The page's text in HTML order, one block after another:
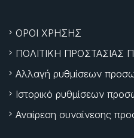
ΟΡΟΙ ΧΡΗΣΗΣ
ΠΟΛΙΤΙΚΗ
Αλλαγή ρυθμίσεων
Ιστορικό ρυθμίσεων
Αναίρεση συναίνεσης